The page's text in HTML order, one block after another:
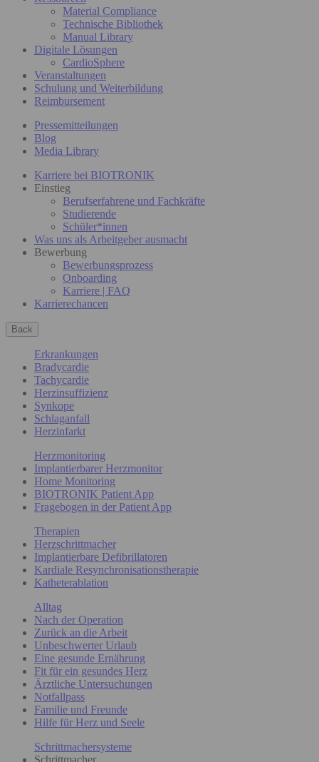
Material Compliance
Technische Bibliothek
Manual Library
Digitale Lösungen
CardioSphere
Veranstaltungen
Schulung und Weiterbildung
Reimbursement
Pressemitteilungen
Blog
Media Library
Karriere bei BIOTRONIK
Einstieg
Berufserfahrene und Fachkräfte
Studierende
Schüler*innen
Was uns als Arbeitgeber ausmacht
Bewerbung
Bewerbungsprozess
Onboarding
Karriere | FAQ
Karrierechancen
Back
Erkrankungen
Bradycardie
Tachycardie
Herzinsuffizienz
Synkope
Schlaganfall
Herzinfarkt
Herzmonitoring
Implantierbarer Herzmonitor
Home Monitoring
BIOTRONIK Patient App
Fragebogen in der Patient App
Therapien
Herzschrittmacher
Implantierbare Defibrillatoren
Kardiale Resynchronisationstherapie
Katheterablation
Alltag
Nach der Operation
Zurück an die Arbeit
Unbeschwerter Urlaub
Eine gesunde Ernährung
Fit für ein gesundes Herz
Ärztliche Untersuchungen
Notfallpass
Familie und Freunde
Hilfe für Herz und Seele
Schrittmachersysteme
Schrittmacher